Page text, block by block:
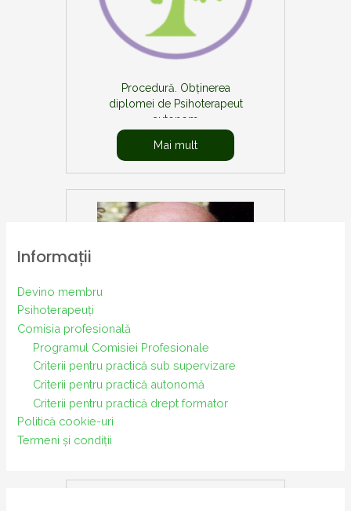
Procedură. Obținerea
diplomei de Psihoterapeut
autonom
Mai mult
Biografie Carl Rogers
Informații
Devino membru
Psihoterapeuți
Comisia profesională
Programul Comisiei Profesionale
Criterii pentru practică sub supervizare
Criterii pentru practică autonomă
Criterii pentru practică drept formator
Politică cookie-uri
Termeni și condiții